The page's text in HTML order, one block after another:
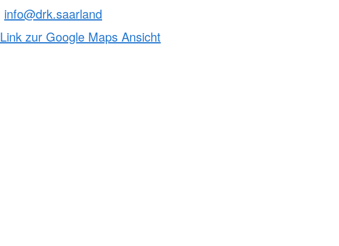
info@drk.saarland
Link zur Google Maps Ansicht